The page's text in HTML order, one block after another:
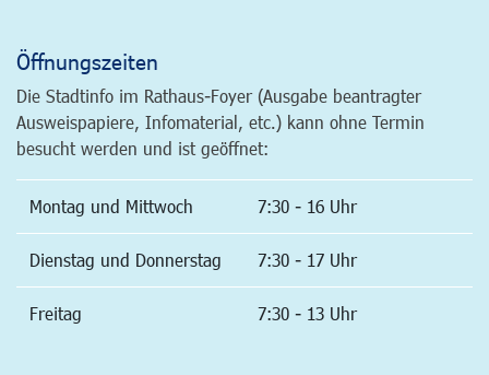
Öffnungszeiten
Die Stadtinfo im Rathaus-Foyer (Ausgabe beantragter
Ausweispapiere, Infomaterial, etc.) kann ohne Termin
besucht werden und ist geöffnet:
Montag und Mittwoch 7:30 - 16 Uhr
Dienstag und Donnerstag 7:30 - 17 Uhr
Freitag 7:30 - 13 Uhr